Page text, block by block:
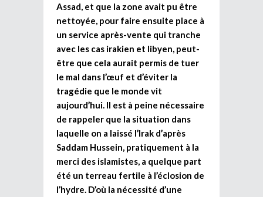
Assad, et que la zone avait pu être
nettoyée, pour faire ensuite place à
un service après-vente qui tranche
avec les cas irakien et libyen, peut-
être que cela aurait permis de tuer
le mal dans l’œuf et d’éviter la
tragédie que le monde vit
aujourd’hui. Il est à peine nécessaire
de rappeler que la situation dans
laquelle on a laissé l’Irak d’après
Saddam Hussein, pratiquement à la
merci des islamistes, a quelque part
été un terreau fertile à l’éclosion de
l’hydre. D’où la nécessité d’une